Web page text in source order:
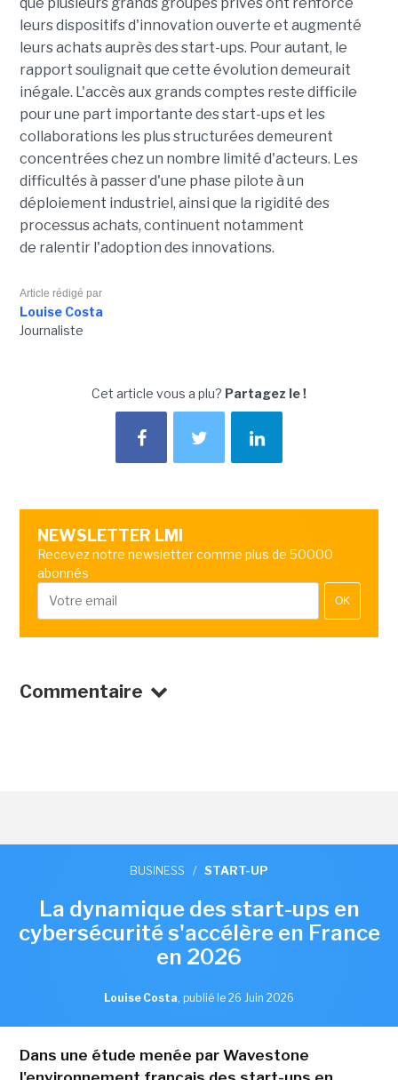
que plusieurs grands groupes privés ont renforcé
leurs dispositifs d'innovation ouverte et augmenté
leurs achats auprès des start-ups. Pour autant, le
rapport soulignait que cette évolution demeurait
inégale. L'accès aux grands comptes reste difficile
pour une part importante des start-ups et les
collaborations les plus structurées demeurent
concentrées chez un nombre limité d'acteurs. Les
difficultés à passer d'une phase pilote à un
déploiement industriel, ainsi que la rigidité des
processus achats, continuent notamment
de ralentir l'adoption des innovations.
Article rédigé par
Louise Costa
Journaliste
Cet article vous a plu? Partagez le !
NEWSLETTER LMI
Recevez notre newsletter comme plus de 50000
abonnés
OK
Commentaire
BUSINESS / START-UP
La dynamique des start-ups en
cybersécurité s'accélère en France
en 2026
Louise Costa, publié le 26 Juin 2026
Dans une étude menée par Wavestone